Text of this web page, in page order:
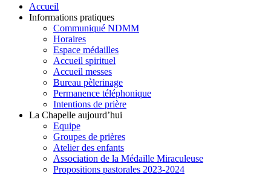
Accueil
Informations pratiques
Communiqué NDMM
Horaires
Espace médailles
Accueil spirituel
Accueil messes
Bureau pèlerinage
Permanence téléphonique
Intentions de prière
La Chapelle aujourd’hui
Equipe
Groupes de prières
Atelier des enfants
Association de la Médaille Miraculeuse
Propositions pastorales 2023-2024